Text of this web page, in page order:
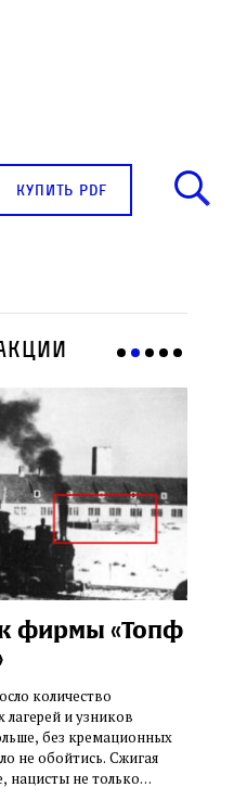
купить pdf
фирмы «Топф
количество
и узников
без кремационных
не обойтись. Cжигая
нацисты не только